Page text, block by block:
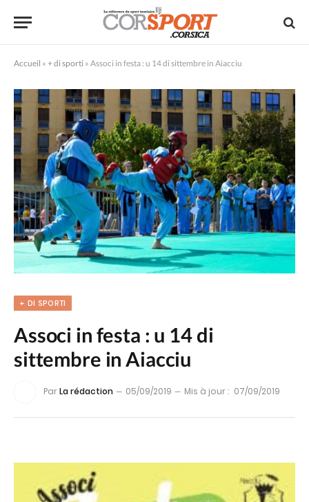
Accueil » + di sporti » Associ in festa : u 14 di sittembre in Aiacciu
+ DI SPORTI
Associ in festa : u 14 di
sittembre in Aiacciu
ParLa rédaction 05/09/2019 Mis à jour : 07/09/2019